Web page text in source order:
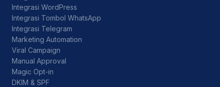
Integrasi WordPress
Integrasi Tombol WhatsApp
Integrasi Telegram
Marketing Automation
Viral Campaign
Manual Approval
Magic Opt-in
DKIM & SPF